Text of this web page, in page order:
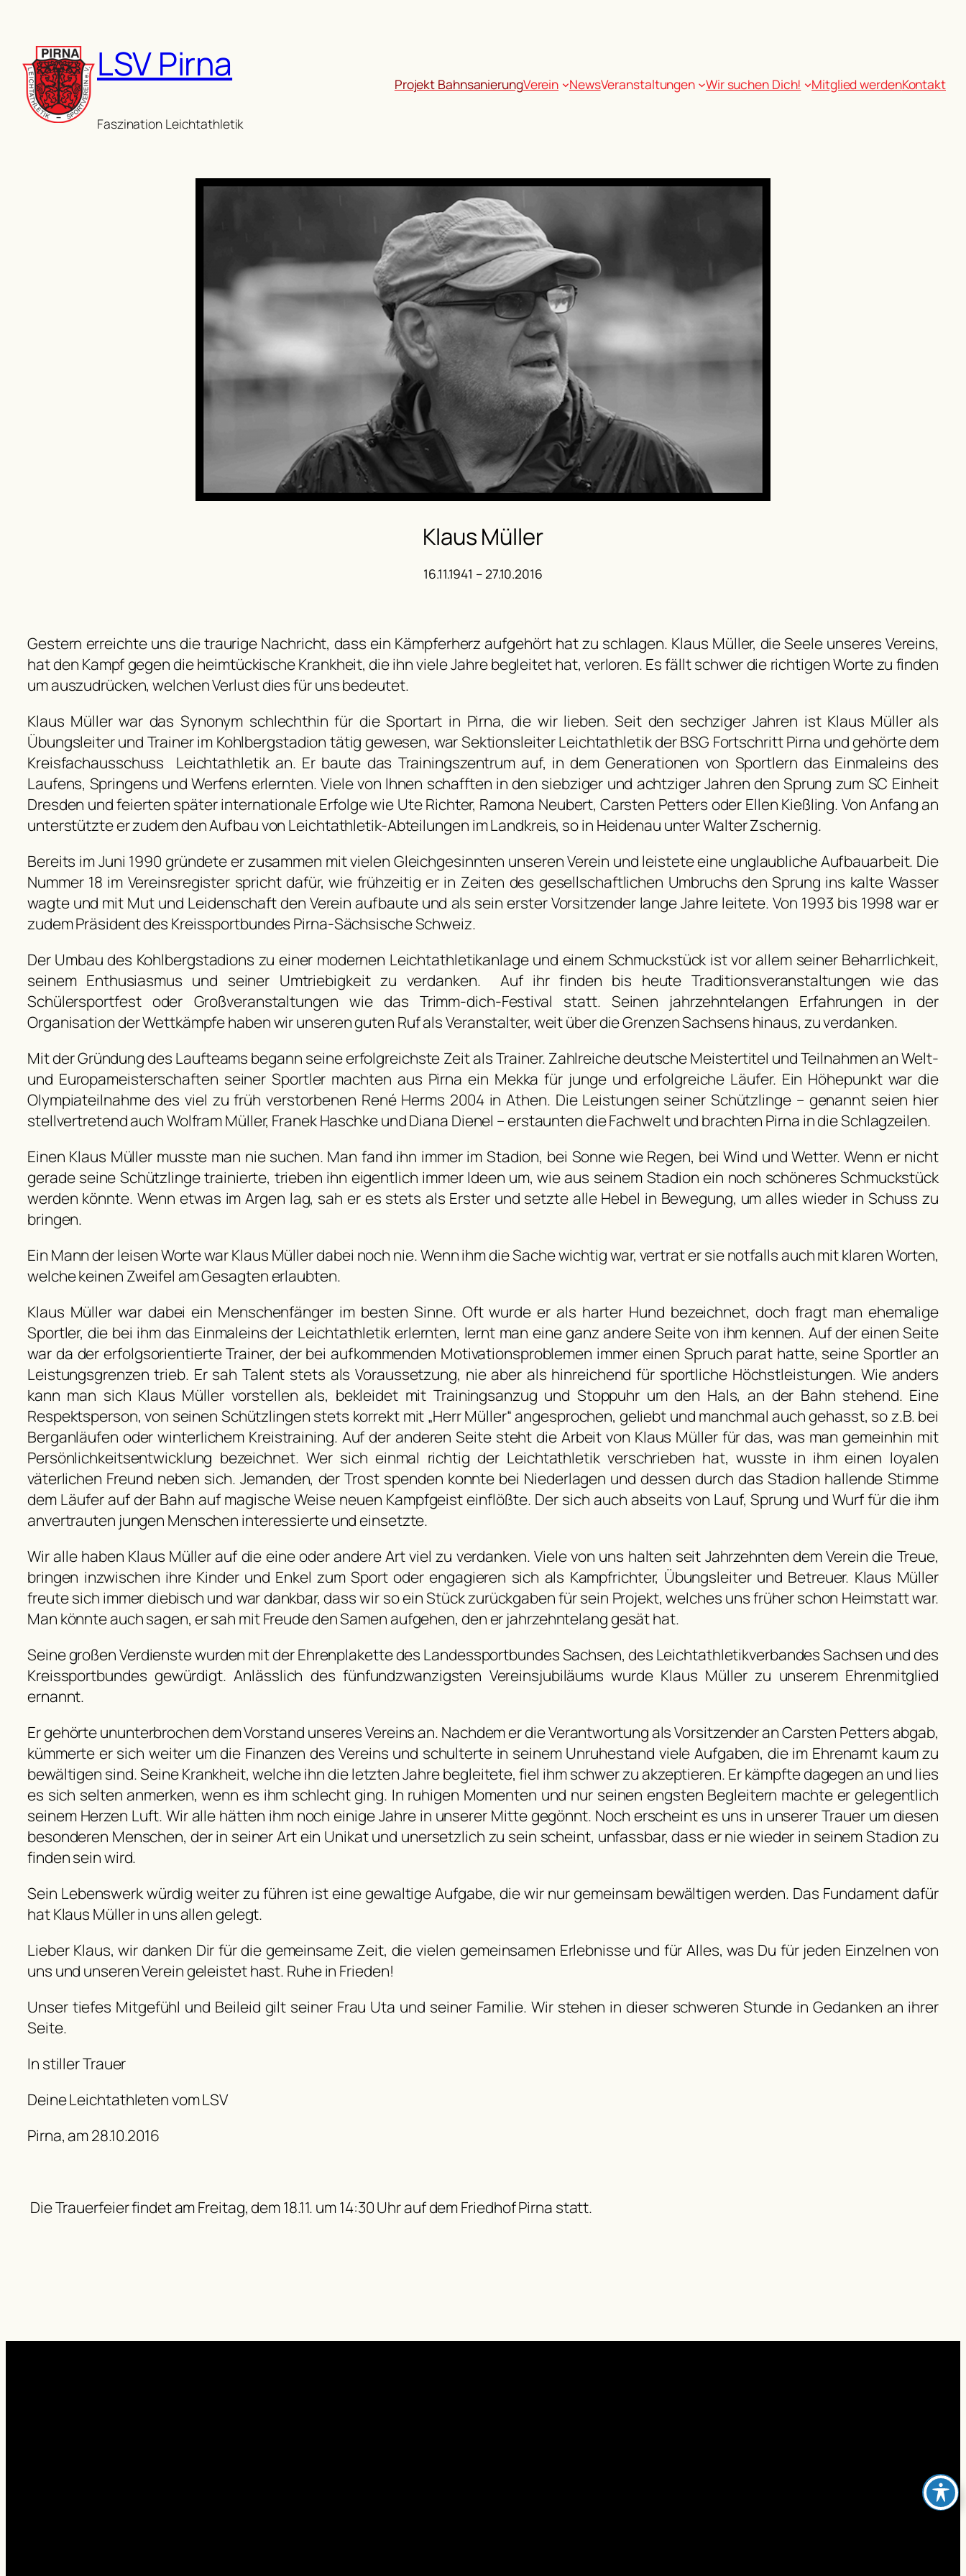
springen
LSV Pirna
Faszination Leichtathletik
Projekt BahnsanierungVerein NewsVeranstaltungen Wir suchen Dich! Mitglied werdenKontakt
Klaus Müller
16.11.1941 – 27.10.2016
Gestern erreichte uns die traurige Nachricht, dass ein Kämpferherz aufgehört hat zu schlagen. Klaus Müller, die Seele unseres Vereins,
hat den Kampf gegen die heimtückische Krankheit, die ihn viele Jahre begleitet hat, verloren. Es fällt schwer die richtigen Worte zu finden
um auszudrücken, welchen Verlust dies für uns bedeutet.
Klaus Müller war das Synonym schlechthin für die Sportart in Pirna, die wir lieben. Seit den sechziger Jahren ist Klaus Müller als
Übungsleiter und Trainer im Kohlbergstadion tätig gewesen, war Sektionsleiter Leichtathletik der BSG Fortschritt Pirna und gehörte dem
Kreisfachausschuss Leichtathletik an. Er baute das Trainingszentrum auf, in dem Generationen von Sportlern das Einmaleins des
Laufens, Springens und Werfens erlernten. Viele von Ihnen schafften in den siebziger und achtziger Jahren den Sprung zum SC Einheit
Dresden und feierten später internationale Erfolge wie Ute Richter, Ramona Neubert, Carsten Petters oder Ellen Kießling. Von Anfang an
unterstützte er zudem den Aufbau von Leichtathletik-Abteilungen im Landkreis, so in Heidenau unter Walter Zschernig.
Bereits im Juni 1990 gründete er zusammen mit vielen Gleichgesinnten unseren Verein und leistete eine unglaubliche Aufbauarbeit. Die
Nummer 18 im Vereinsregister spricht dafür, wie frühzeitig er in Zeiten des gesellschaftlichen Umbruchs den Sprung ins kalte Wasser
wagte und mit Mut und Leidenschaft den Verein aufbaute und als sein erster Vorsitzender lange Jahre leitete. Von 1993 bis 1998 war er
zudem Präsident des Kreissportbundes Pirna-Sächsische Schweiz.
Der Umbau des Kohlbergstadions zu einer modernen Leichtathletikanlage und einem Schmuckstück ist vor allem seiner Beharrlichkeit,
seinem Enthusiasmus und seiner Umtriebigkeit zu verdanken. Auf ihr finden bis heute Traditionsveranstaltungen wie das
Schülersportfest oder Großveranstaltungen wie das Trimm-dich-Festival statt. Seinen jahrzehntelangen Erfahrungen in der
Organisation der Wettkämpfe haben wir unseren guten Ruf als Veranstalter, weit über die Grenzen Sachsens hinaus, zu verdanken.
Mit der Gründung des Laufteams begann seine erfolgreichste Zeit als Trainer. Zahlreiche deutsche Meistertitel und Teilnahmen an Welt-
und Europameisterschaften seiner Sportler machten aus Pirna ein Mekka für junge und erfolgreiche Läufer. Ein Höhepunkt war die
Olympiateilnahme des viel zu früh verstorbenen René Herms 2004 in Athen. Die Leistungen seiner Schützlinge – genannt seien hier
stellvertretend auch Wolfram Müller, Franek Haschke und Diana Dienel – erstaunten die Fachwelt und brachten Pirna in die Schlagzeilen.
Einen Klaus Müller musste man nie suchen. Man fand ihn immer im Stadion, bei Sonne wie Regen, bei Wind und Wetter. Wenn er nicht
gerade seine Schützlinge trainierte, trieben ihn eigentlich immer Ideen um, wie aus seinem Stadion ein noch schöneres Schmuckstück
werden könnte. Wenn etwas im Argen lag, sah er es stets als Erster und setzte alle Hebel in Bewegung, um alles wieder in Schuss zu
bringen.
Ein Mann der leisen Worte war Klaus Müller dabei noch nie. Wenn ihm die Sache wichtig war, vertrat er sie notfalls auch mit klaren Worten,
welche keinen Zweifel am Gesagten erlaubten.
Klaus Müller war dabei ein Menschenfänger im besten Sinne. Oft wurde er als harter Hund bezeichnet, doch fragt man ehemalige
Sportler, die bei ihm das Einmaleins der Leichtathletik erlernten, lernt man eine ganz andere Seite von ihm kennen. Auf der einen Seite
war da der erfolgsorientierte Trainer, der bei aufkommenden Motivationsproblemen immer einen Spruch parat hatte, seine Sportler an
Leistungsgrenzen trieb. Er sah Talent stets als Voraussetzung, nie aber als hinreichend für sportliche Höchstleistungen. Wie anders
kann man sich Klaus Müller vorstellen als, bekleidet mit Trainingsanzug und Stoppuhr um den Hals, an der Bahn stehend. Eine
Respektsperson, von seinen Schützlingen stets korrekt mit „Herr Müller“ angesprochen, geliebt und manchmal auch gehasst, so z.B. bei
Berganläufen oder winterlichem Kreistraining. Auf der anderen Seite steht die Arbeit von Klaus Müller für das, was man gemeinhin mit
Persönlichkeitsentwicklung bezeichnet. Wer sich einmal richtig der Leichtathletik verschrieben hat, wusste in ihm einen loyalen
väterlichen Freund neben sich. Jemanden, der Trost spenden konnte bei Niederlagen und dessen durch das Stadion hallende Stimme
dem Läufer auf der Bahn auf magische Weise neuen Kampfgeist einflößte. Der sich auch abseits von Lauf, Sprung und Wurf für die ihm
anvertrauten jungen Menschen interessierte und einsetzte.
Wir alle haben Klaus Müller auf die eine oder andere Art viel zu verdanken. Viele von uns halten seit Jahrzehnten dem Verein die Treue,
bringen inzwischen ihre Kinder und Enkel zum Sport oder engagieren sich als Kampfrichter, Übungsleiter und Betreuer. Klaus Müller
freute sich immer diebisch und war dankbar, dass wir so ein Stück zurückgaben für sein Projekt, welches uns früher schon Heimstatt war.
Man könnte auch sagen, er sah mit Freude den Samen aufgehen, den er jahrzehntelang gesät hat.
Seine großen Verdienste wurden mit der Ehrenplakette des Landessportbundes Sachsen, des Leichtathletikverbandes Sachsen und des
Kreissportbundes gewürdigt. Anlässlich des fünfundzwanzigsten Vereinsjubiläums wurde Klaus Müller zu unserem Ehrenmitglied
ernannt.
Er gehörte ununterbrochen dem Vorstand unseres Vereins an. Nachdem er die Verantwortung als Vorsitzender an Carsten Petters abgab,
kümmerte er sich weiter um die Finanzen des Vereins und schulterte in seinem Unruhestand viele Aufgaben, die im Ehrenamt kaum zu
bewältigen sind. Seine Krankheit, welche ihn die letzten Jahre begleitete, fiel ihm schwer zu akzeptieren. Er kämpfte dagegen an und lies
es sich selten anmerken, wenn es ihm schlecht ging. In ruhigen Momenten und nur seinen engsten Begleitern machte er gelegentlich
seinem Herzen Luft. Wir alle hätten ihm noch einige Jahre in unserer Mitte gegönnt. Noch erscheint es uns in unserer Trauer um diesen
besonderen Menschen, der in seiner Art ein Unikat und unersetzlich zu sein scheint, unfassbar, dass er nie wieder in seinem Stadion zu
finden sein wird.
Sein Lebenswerk würdig weiter zu führen ist eine gewaltige Aufgabe, die wir nur gemeinsam bewältigen werden. Das Fundament dafür
hat Klaus Müller in uns allen gelegt.
Lieber Klaus, wir danken Dir für die gemeinsame Zeit, die vielen gemeinsamen Erlebnisse und für Alles, was Du für jeden Einzelnen von
uns und unseren Verein geleistet hast. Ruhe in Frieden!
Unser tiefes Mitgefühl und Beileid gilt seiner Frau Uta und seiner Familie. Wir stehen in dieser schweren Stunde in Gedanken an ihrer
Seite.
In stiller Trauer
Deine Leichtathleten vom LSV
Pirna, am 28.10.2016
Die Trauerfeier findet am Freitag, dem 18.11. um 14:30 Uhr auf dem Friedhof Pirna statt.